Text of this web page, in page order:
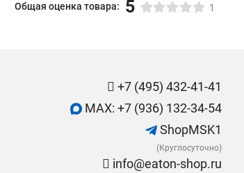
Общая оценка товара: 5 1
+7 (495) 432-41-41
MAX: +7 (936) 132-34-54
ShopMSK1
(Круглосуточно)
info@eaton-shop.ru